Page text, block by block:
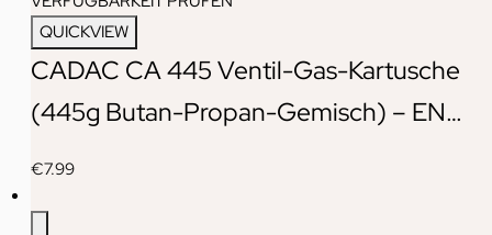
QUICKVIEW
CADAC CA 445 Ventil-Gas-Kartusche
(445g Butan-Propan-Gemisch) – EN…
€7.99